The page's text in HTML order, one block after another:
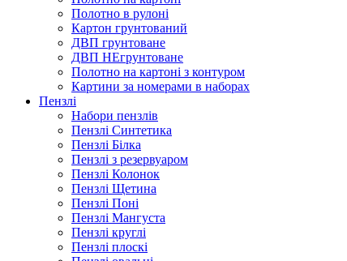
Полотно в рулоні
Картон грунтований
ДВП грунтоване
ДВП НЕгрунтоване
Полотно на картоні з контуром
Картини за номерами в наборах
Пензлі
Набори пензлів
Пензлі Синтетика
Пензлі Білка
Пензлі з резервуаром
Пензлі Колонок
Пензлі Щетина
Пензлі Поні
Пензлі Мангуста
Пензлі круглі
Пензлі плоскі